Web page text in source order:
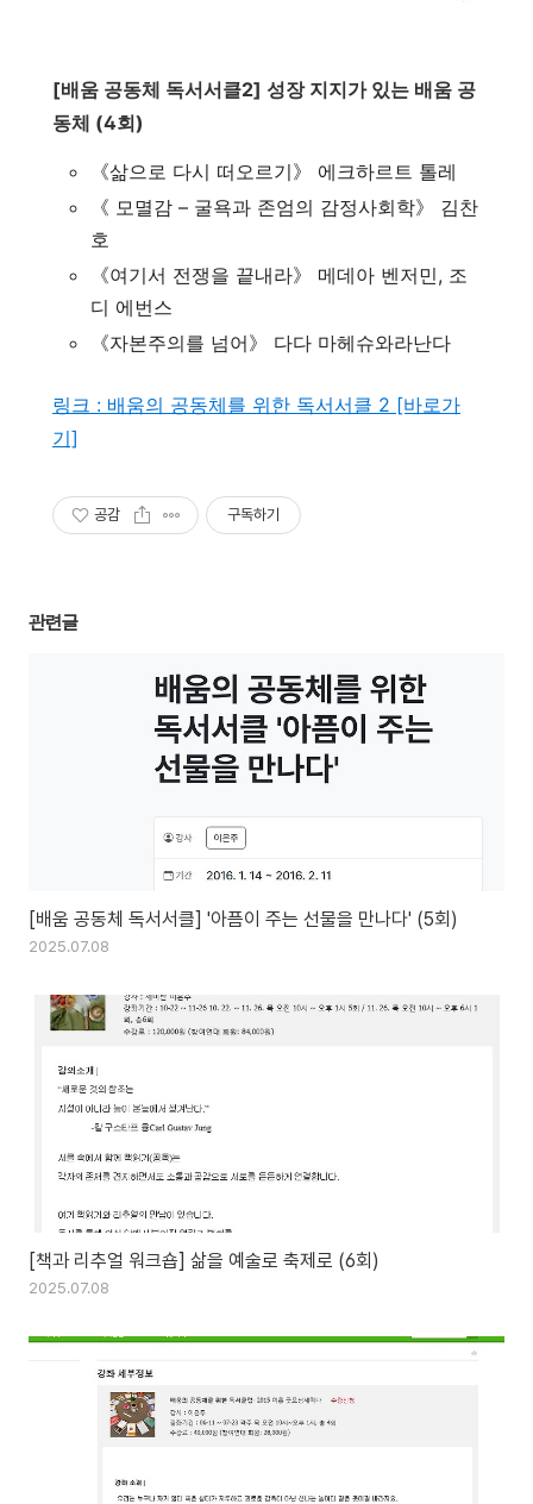
[배움 공동체 독서서클2] 성장 지지가 있는 배움 공
동체 (4회)
《삶으로 다시 떠오르기》 에크하르트 톨레
《 모멸감 – 굴욕과 존엄의 감정사회학》 김찬
호
《여기서 전쟁을 끝내라》 메데아 벤저민, 조
디 에번스
《자본주의를 넘어》 다다 마헤슈와라난다
링크 : 배움의 공동체를 위한 독서서클 2 [바로가
기]
공감 구독하기
관련글
[배움 공동체 독서서클] '아픔이 주는 선물을 만나다' (5회)
2025.07.08
[책과 리추얼 워크숍] 삶을 예술로 축제로 (6회)
2025.07.08